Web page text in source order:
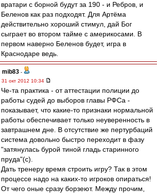
вратари с борной будут за 190 - и Ребров, и
Беленов как раз подходят. Для Артёма
действительно хороший стимул, дай Бог
сыграет во втором тайме с америкосами. В
первом наверно Беленов будет, игра в
Краснодаре ведь.
mib83 -
31 окт 2012 10:34
Че-та практика - от аттестации полиции до
работы судей до выборов главы РФСа -
показывает, что какие-то признаки нормальной
работы обеспечивает только неуверенность в
завтрашнем дне. В отсутствие же пертурбаций
система довольно быстро переходит в фазу
"затянулась бурой тиной гладь старинного
пруда"(с).
Дать тренеру время строить игру? Так в этом
процессе надо на каких-то игроков опираться!
От чего оные сразу борзеют. Между прочим,